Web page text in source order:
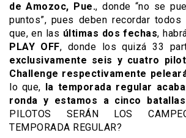
de Amozoc, Pue., donde “no se
puntos”, pues deben recordar
que, en las últimas dos fechas,
PLAY OFF, donde los quizá 33
exclusivamente seis y cuatro
Challenge respectivamente
lo que,
la temporada regular
ronda y estamos a cinco
PILOTOS SERÁN LOS
TEMPORADA REGULAR?